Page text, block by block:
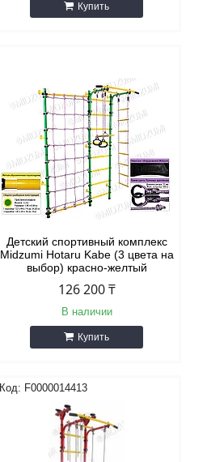
Купить
Детский спортивный комплекс
Midzumi Hotaru Kabe (3 цвета на
выбор) красно-желтый
126 200 ₸
В наличии
Купить
F0000014413